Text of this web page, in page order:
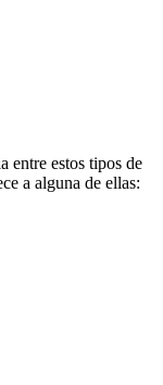
entre estos tipos de
a alguna de ellas: